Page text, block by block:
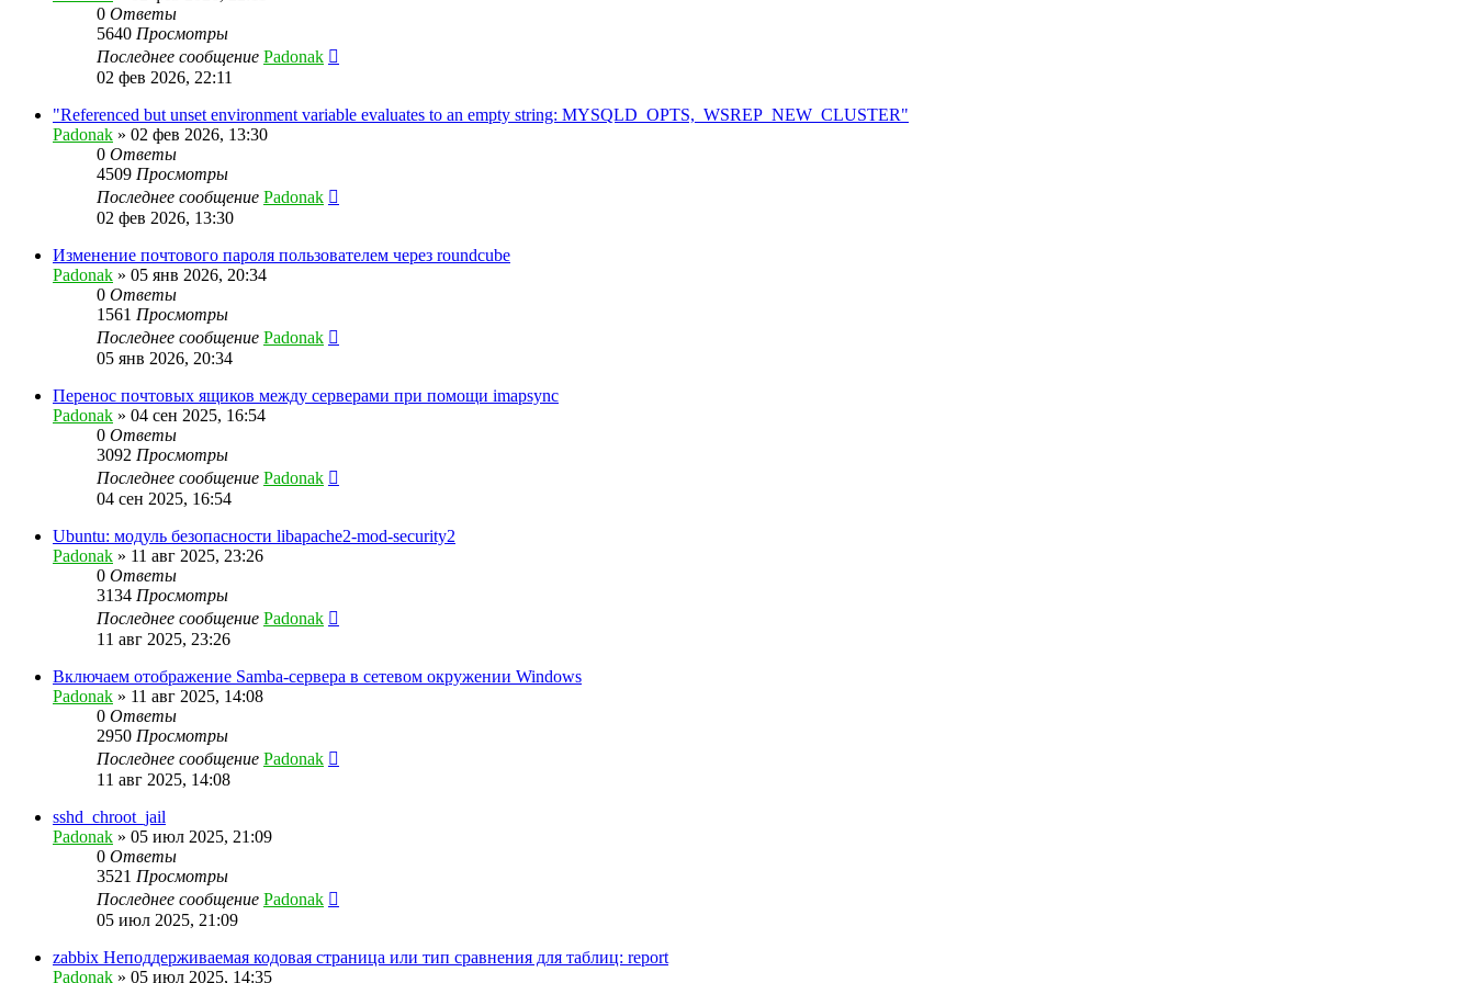
0 Ответы
5640 Просмотры
Последнее сообщение Padonak
02 фев 2026, 22:11
"Referenced but unset environment variable evaluates to an empty string: MYSQLD_OPTS,_WSREP_NEW_CLUSTER"
Padonak » 02 фев 2026, 13:30
0 Ответы
4509 Просмотры
Последнее сообщение Padonak
02 фев 2026, 13:30
Изменение почтового пароля пользователем через roundcube
Padonak » 05 янв 2026, 20:34
0 Ответы
1561 Просмотры
Последнее сообщение Padonak
05 янв 2026, 20:34
Перенос почтовых ящиков между серверами при помощи imapsync
Padonak » 04 сен 2025, 16:54
0 Ответы
3092 Просмотры
Последнее сообщение Padonak
04 сен 2025, 16:54
Ubuntu: модуль безопасности libapache2-mod-security2
Padonak » 11 авг 2025, 23:26
0 Ответы
3134 Просмотры
Последнее сообщение Padonak
11 авг 2025, 23:26
Включаем отображение Samba-сервера в сетевом окружении Windows
Padonak » 11 авг 2025, 14:08
0 Ответы
2950 Просмотры
Последнее сообщение Padonak
11 авг 2025, 14:08
sshd_chroot_jail
Padonak » 05 июл 2025, 21:09
0 Ответы
3521 Просмотры
Последнее сообщение Padonak
05 июл 2025, 21:09
zabbix Неподдерживаемая кодовая страница или тип сравнения для таблиц: report
Padonak » 05 июл 2025, 14:35